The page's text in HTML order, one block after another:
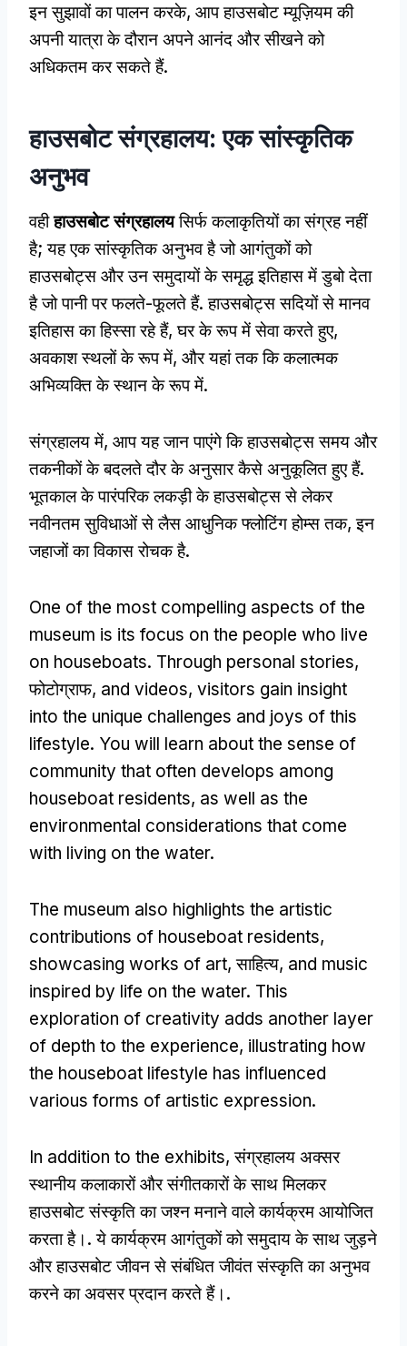
इन सुझावों का पालन करके, आप हाउसबोट म्यूज़ियम की
अपनी यात्रा के दौरान अपने आनंद और सीखने को
अधिकतम कर सकते हैं.
हाउसबोट संग्रहालय: एक सांस्कृतिक
अनुभव
वहीहाउसबोट संग्रहालयसिर्फ कलाकृतियों का संग्रह नहीं
है; यह एक सांस्कृतिक अनुभव है जो आगंतुकों को
हाउसबोट्स और उन समुदायों के समृद्ध इतिहास में डुबो देता
है जो पानी पर फलते-फूलते हैं. हाउसबोट्स सदियों से मानव
इतिहास का हिस्सा रहे हैं, घर के रूप में सेवा करते हुए,
अवकाश स्थलों के रूप में, और यहां तक कि कलात्मक
अभिव्यक्ति के स्थान के रूप में.
संग्रहालय में, आप यह जान पाएंगे कि हाउसबोट्स समय और
तकनीकों के बदलते दौर के अनुसार कैसे अनुकूलित हुए हैं.
भूतकाल के पारंपरिक लकड़ी के हाउसबोट्स से लेकर
नवीनतम सुविधाओं से लैस आधुनिक फ्लोटिंग होम्स तक, इन
जहाजों का विकास रोचक है.
One of the most compelling aspects of the
museum is its focus on the people who live
on houseboats. Through personal stories,
फोटोग्राफ, and videos, visitors gain insight
into the unique challenges and joys of this
lifestyle. You will learn about the sense of
community that often develops among
houseboat residents, as well as the
environmental considerations that come
with living on the water.
The museum also highlights the artistic
contributions of houseboat residents,
showcasing works of art, साहित्य, and music
inspired by life on the water. This
exploration of creativity adds another layer
of depth to the experience, illustrating how
the houseboat lifestyle has influenced
various forms of artistic expression.
In addition to the exhibits, संग्रहालय अक्सर
स्थानीय कलाकारों और संगीतकारों के साथ मिलकर
हाउसबोट संस्कृति का जश्न मनाने वाले कार्यक्रम आयोजित
करता है।. ये कार्यक्रम आगंतुकों को समुदाय के साथ जुड़ने
और हाउसबोट जीवन से संबंधित जीवंत संस्कृति का अनुभव
करने का अवसर प्रदान करते हैं।.